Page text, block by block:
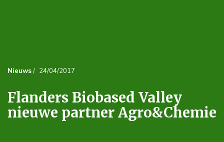
Nieuws/ 24/04/2017
Flanders Biobased Valley
nieuwe partner Agro&Chemie